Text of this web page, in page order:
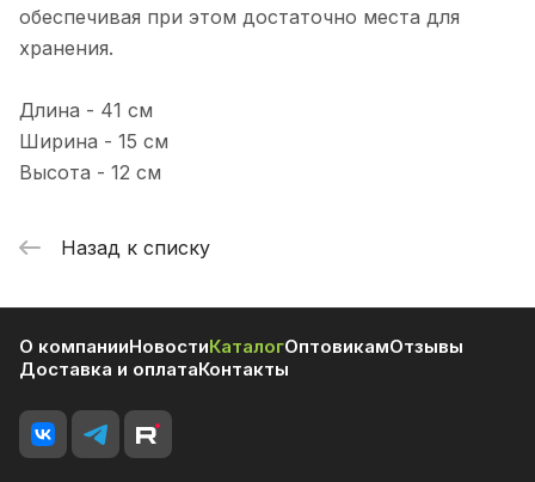
обеспечивая при этом достаточно места для
хранения.
Длина - 41 см
Ширина - 15 см
Высота - 12 см
Назад к списку
О компанииНовостиКаталогОптовикамОтзывы
Доставка и оплатаКонтакты